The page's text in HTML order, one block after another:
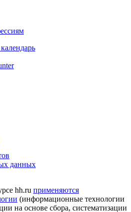
данных
hh.ru применяются
(информационные технологии
на основе сбора, систематизации